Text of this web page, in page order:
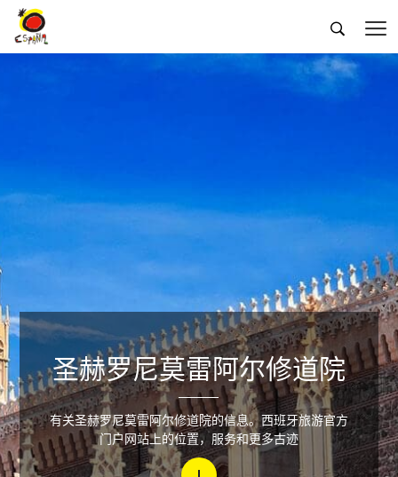
 
圣赫罗尼莫雷阿尔修道院
有关圣赫罗尼莫雷阿尔修道院的信息。西班牙旅游官方
门户网站上的位置，服务和更多古迹